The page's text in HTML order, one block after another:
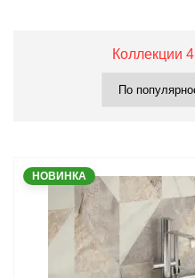
Коллекции 4
НОВИНКА